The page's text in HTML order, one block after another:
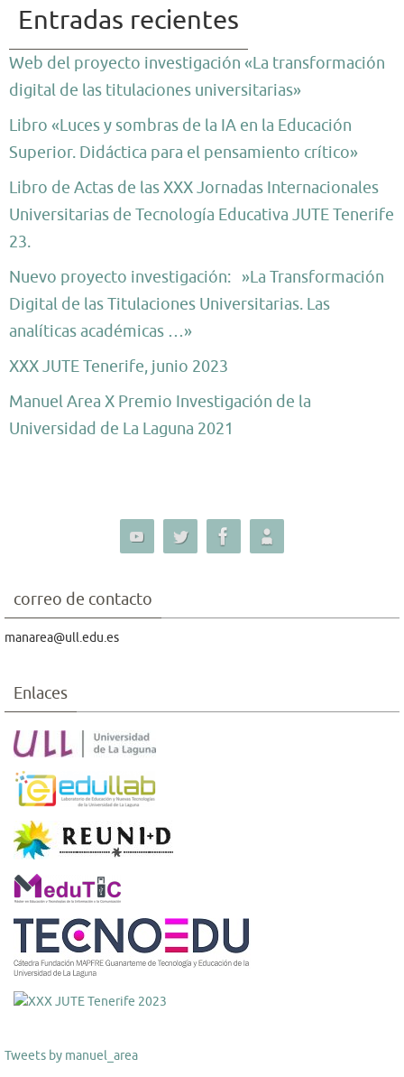
Entradas recientes
Web del proyecto investigación «La transformación
digital de las titulaciones universitarias»
Libro «Luces y sombras de la IA en la Educación
Superior. Didáctica para el pensamiento crítico»
Libro de Actas de las XXX Jornadas Internacionales
Universitarias de Tecnología Educativa JUTE Tenerife
23.
Nuevo proyecto investigación: »La Transformación
Digital de las Titulaciones Universitarias. Las
analíticas académicas …»
XXX JUTE Tenerife, junio 2023
Manuel Area X Premio Investigación de la
Universidad de La Laguna 2021
correo de contacto
manarea@ull.edu.es
Enlaces
Tweets by manuel_area